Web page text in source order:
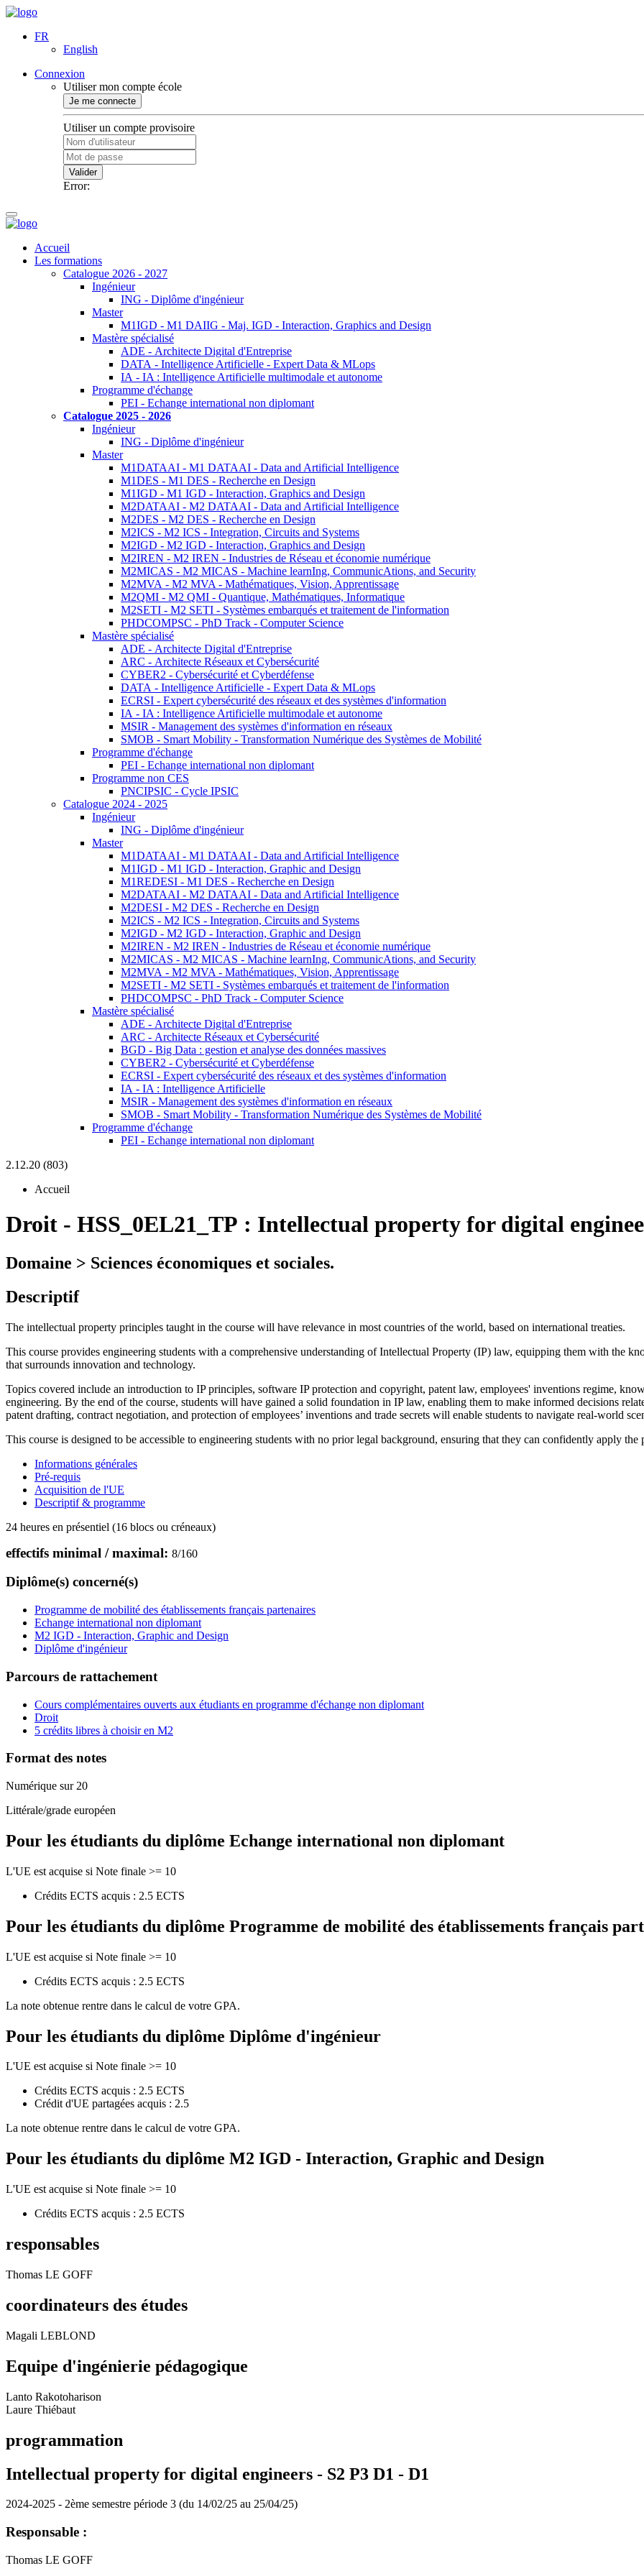
FR
English
Connexion
Utiliser mon compte école
Je me connecte
Utiliser un compte provisoire
Valider
Error:
Accueil
Les formations
Catalogue 2026 - 2027
Ingénieur
ING - Diplôme d'ingénieur
Master
M1IGD - M1 DAIIG - Maj. IGD - Interaction, Graphics and Design
Mastère spécialisé
ADE - Architecte Digital d'Entreprise
DATA - Intelligence Artificielle - Expert Data & MLops
IA - IA : Intelligence Artificielle multimodale et autonome
Programme d'échange
PEI - Echange international non diplomant
Catalogue 2025 - 2026
Ingénieur
ING - Diplôme d'ingénieur
Master
M1DATAAI - M1 DATAAI - Data and Artificial Intelligence
M1DES - M1 DES - Recherche en Design
M1IGD - M1 IGD - Interaction, Graphics and Design
M2DATAAI - M2 DATAAI - Data and Artificial Intelligence
M2DES - M2 DES - Recherche en Design
M2ICS - M2 ICS - Integration, Circuits and Systems
M2IGD - M2 IGD - Interaction, Graphics and Design
M2IREN - M2 IREN - Industries de Réseau et économie numérique
M2MICAS - M2 MICAS - Machine learnIng, CommunicAtions, and Security
M2MVA - M2 MVA - Mathématiques, Vision, Apprentissage
M2QMI - M2 QMI - Quantique, Mathématiques, Informatique
M2SETI - M2 SETI - Systèmes embarqués et traitement de l'information
PHDCOMPSC - PhD Track - Computer Science
Mastère spécialisé
ADE - Architecte Digital d'Entreprise
ARC - Architecte Réseaux et Cybersécurité
CYBER2 - Cybersécurité et Cyberdéfense
DATA - Intelligence Artificielle - Expert Data & MLops
ECRSI - Expert cybersécurité des réseaux et des systèmes d'information
IA - IA : Intelligence Artificielle multimodale et autonome
MSIR - Management des systèmes d'information en réseaux
SMOB - Smart Mobility - Transformation Numérique des Systèmes de Mobilité
Programme d'échange
PEI - Echange international non diplomant
Programme non CES
PNCIPSIC - Cycle IPSIC
Catalogue 2024 - 2025
Ingénieur
ING - Diplôme d'ingénieur
Master
M1DATAAI - M1 DATAAI - Data and Artificial Intelligence
M1IGD - M1 IGD - Interaction, Graphic and Design
M1REDESI - M1 DES - Recherche en Design
M2DATAAI - M2 DATAAI - Data and Artificial Intelligence
M2DESI - M2 DES - Recherche en Design
M2ICS - M2 ICS - Integration, Circuits and Systems
M2IGD - M2 IGD - Interaction, Graphic and Design
M2IREN - M2 IREN - Industries de Réseau et économie numérique
M2MICAS - M2 MICAS - Machine learnIng, CommunicAtions, and Security
M2MVA - M2 MVA - Mathématiques, Vision, Apprentissage
M2SETI - M2 SETI - Systèmes embarqués et traitement de l'information
PHDCOMPSC - PhD Track - Computer Science
Mastère spécialisé
ADE - Architecte Digital d'Entreprise
ARC - Architecte Réseaux et Cybersécurité
BGD - Big Data : gestion et analyse des données massives
CYBER2 - Cybersécurité et Cyberdéfense
ECRSI - Expert cybersécurité des réseaux et des systèmes d'information
IA - IA : Intelligence Artificielle
MSIR - Management des systèmes d'information en réseaux
SMOB - Smart Mobility - Transformation Numérique des Systèmes de Mobilité
Programme d'échange
PEI - Echange international non diplomant
2.12.20 (803)
Accueil
Droit - HSS_0EL21_TP : Intellectual property for digital
Domaine > Sciences économiques et sociales.
Descriptif
The intellectual property principles taught in the course will have relevance in most countries of the world, based on international treaties.
This course provides engineering students with a comprehensive understanding of Intellectual Property (IP) law, equipping them with the
that surrounds innovation and technology.
Topics covered include an introduction to IP principles, software IP protection and copyright, patent law, employees' inventions regime,
engineering. By the end of the course, students will have gained a solid foundation in IP law, enabling them to make informed decisions
patent drafting, contract negotiation, and protection of employees’ inventions and trade secrets will enable students to navigate real-world
This course is designed to be accessible to engineering students with no prior legal background, ensuring that they can confidently apply
Informations générales
Pré-requis
Acquisition de l'UE
Descriptif & programme
24 heures en présentiel (16 blocs ou créneaux)
effectifs minimal / maximal: 8/160
Diplôme(s) concerné(s)
Programme de mobilité des établissements français partenaires
Echange international non diplomant
M2 IGD - Interaction, Graphic and Design
Diplôme d'ingénieur
Parcours de rattachement
Cours complémentaires ouverts aux étudiants en programme d'échange non diplomant
Droit
5 crédits libres à choisir en M2
Format des notes
Numérique sur 20
Littérale/grade européen
Pour les étudiants du diplôme Echange international non diplomant
L'UE est acquise si Note finale >= 10
Crédits ECTS acquis : 2.5 ECTS
Pour les étudiants du diplôme Programme de mobilité des établissements français
L'UE est acquise si Note finale >= 10
Crédits ECTS acquis : 2.5 ECTS
La note obtenue rentre dans le calcul de votre GPA.
Pour les étudiants du diplôme Diplôme d'ingénieur
L'UE est acquise si Note finale >= 10
Crédits ECTS acquis : 2.5 ECTS
Crédit d'UE partagées acquis : 2.5
La note obtenue rentre dans le calcul de votre GPA.
Pour les étudiants du diplôme M2 IGD - Interaction, Graphic and Design
L'UE est acquise si Note finale >= 10
Crédits ECTS acquis : 2.5 ECTS
responsables
Thomas LE GOFF
coordinateurs des études
Magali LEBLOND
Equipe d'ingénierie pédagogique
Lanto Rakotoharison
Laure Thiébaut
programmation
Intellectual property for digital engineers - S2 P3 D1 - D1
2024-2025 - 2ème semestre période 3 (du 14/02/25 au 25/04/25)
Responsable :
Thomas LE GOFF